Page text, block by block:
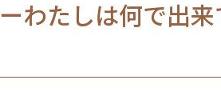
わたしは何で出来